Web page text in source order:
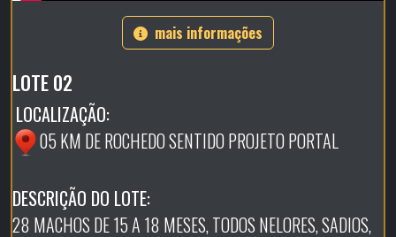
mais informações
LOTE 02
LOCALIZAÇÃO:
05 KM DE ROCHEDO SENTIDO PROJETO PORTAL
DESCRIÇÃO DO LOTE:
28 MACHOS DE 15 A 18 MESES, TODOS NELORES, SADIOS,